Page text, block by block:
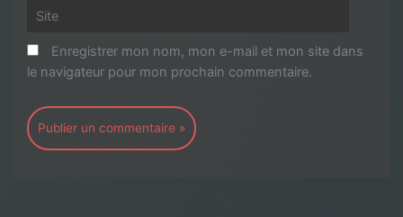
Site
Enregistrer mon nom, mon e-mail et mon site dans
le navigateur pour mon prochain commentaire.